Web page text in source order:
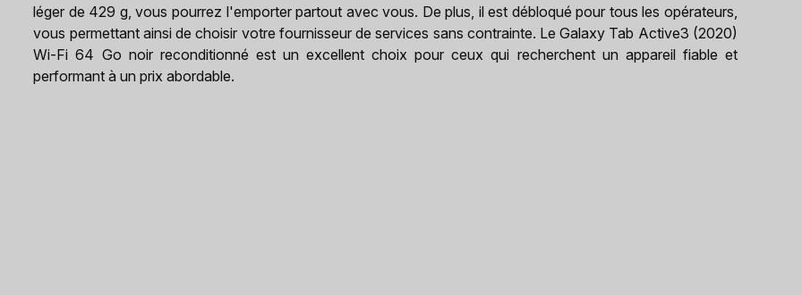
léger de 429 g, vous pourrez l'emporter partout avec vous. De plus, il est débloqué pour tous les opérateurs,
vous permettant ainsi de choisir votre fournisseur de services sans contrainte. Le Galaxy Tab Active3 (2020)
Wi-Fi 64 Go noir reconditionné est un excellent choix pour ceux qui recherchent un appareil fiable et
performant à un prix abordable.